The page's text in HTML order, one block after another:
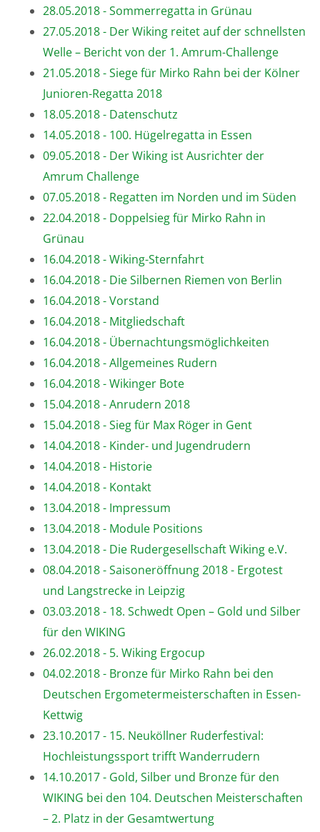
28.05.2018 - Sommerregatta in Grünau
27.05.2018 - Der Wiking reitet auf der schnellsten
Welle – Bericht von der 1. Amrum-Challenge
21.05.2018 - Siege für Mirko Rahn bei der Kölner
Junioren-Regatta 2018
18.05.2018 - Datenschutz
14.05.2018 - 100. Hügelregatta in Essen
09.05.2018 - Der Wiking ist Ausrichter der
Amrum Challenge
07.05.2018 - Regatten im Norden und im Süden
22.04.2018 - Doppelsieg für Mirko Rahn in
Grünau
16.04.2018 - Wiking-Sternfahrt
16.04.2018 - Die Silbernen Riemen von Berlin
16.04.2018 - Vorstand
16.04.2018 - Mitgliedschaft
16.04.2018 - Übernachtungsmöglichkeiten
16.04.2018 - Allgemeines Rudern
16.04.2018 - Wikinger Bote
15.04.2018 - Anrudern 2018
15.04.2018 - Sieg für Max Röger in Gent
14.04.2018 - Kinder- und Jugendrudern
14.04.2018 - Historie
14.04.2018 - Kontakt
13.04.2018 - Impressum
13.04.2018 - Module Positions
13.04.2018 - Die Rudergesellschaft Wiking e.V.
08.04.2018 - Saisoneröffnung 2018 - Ergotest
und Langstrecke in Leipzig
03.03.2018 - 18. Schwedt Open – Gold und Silber
für den WIKING
26.02.2018 - 5. Wiking Ergocup
04.02.2018 - Bronze für Mirko Rahn bei den
Deutschen Ergometermeisterschaften in Essen-
Kettwig
23.10.2017 - 15. Neuköllner Ruderfestival:
Hochleistungssport trifft Wanderrudern
14.10.2017 - Gold, Silber und Bronze für den
WIKING bei den 104. Deutschen Meisterschaften
– 2. Platz in der Gesamtwertung